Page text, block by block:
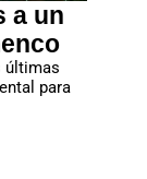
a un
últimas
para